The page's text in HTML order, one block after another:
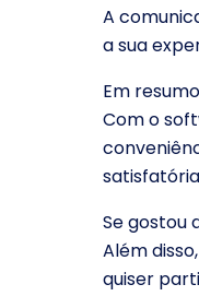
A
a sua
Em
Com o
Se gostou
Além
quiser